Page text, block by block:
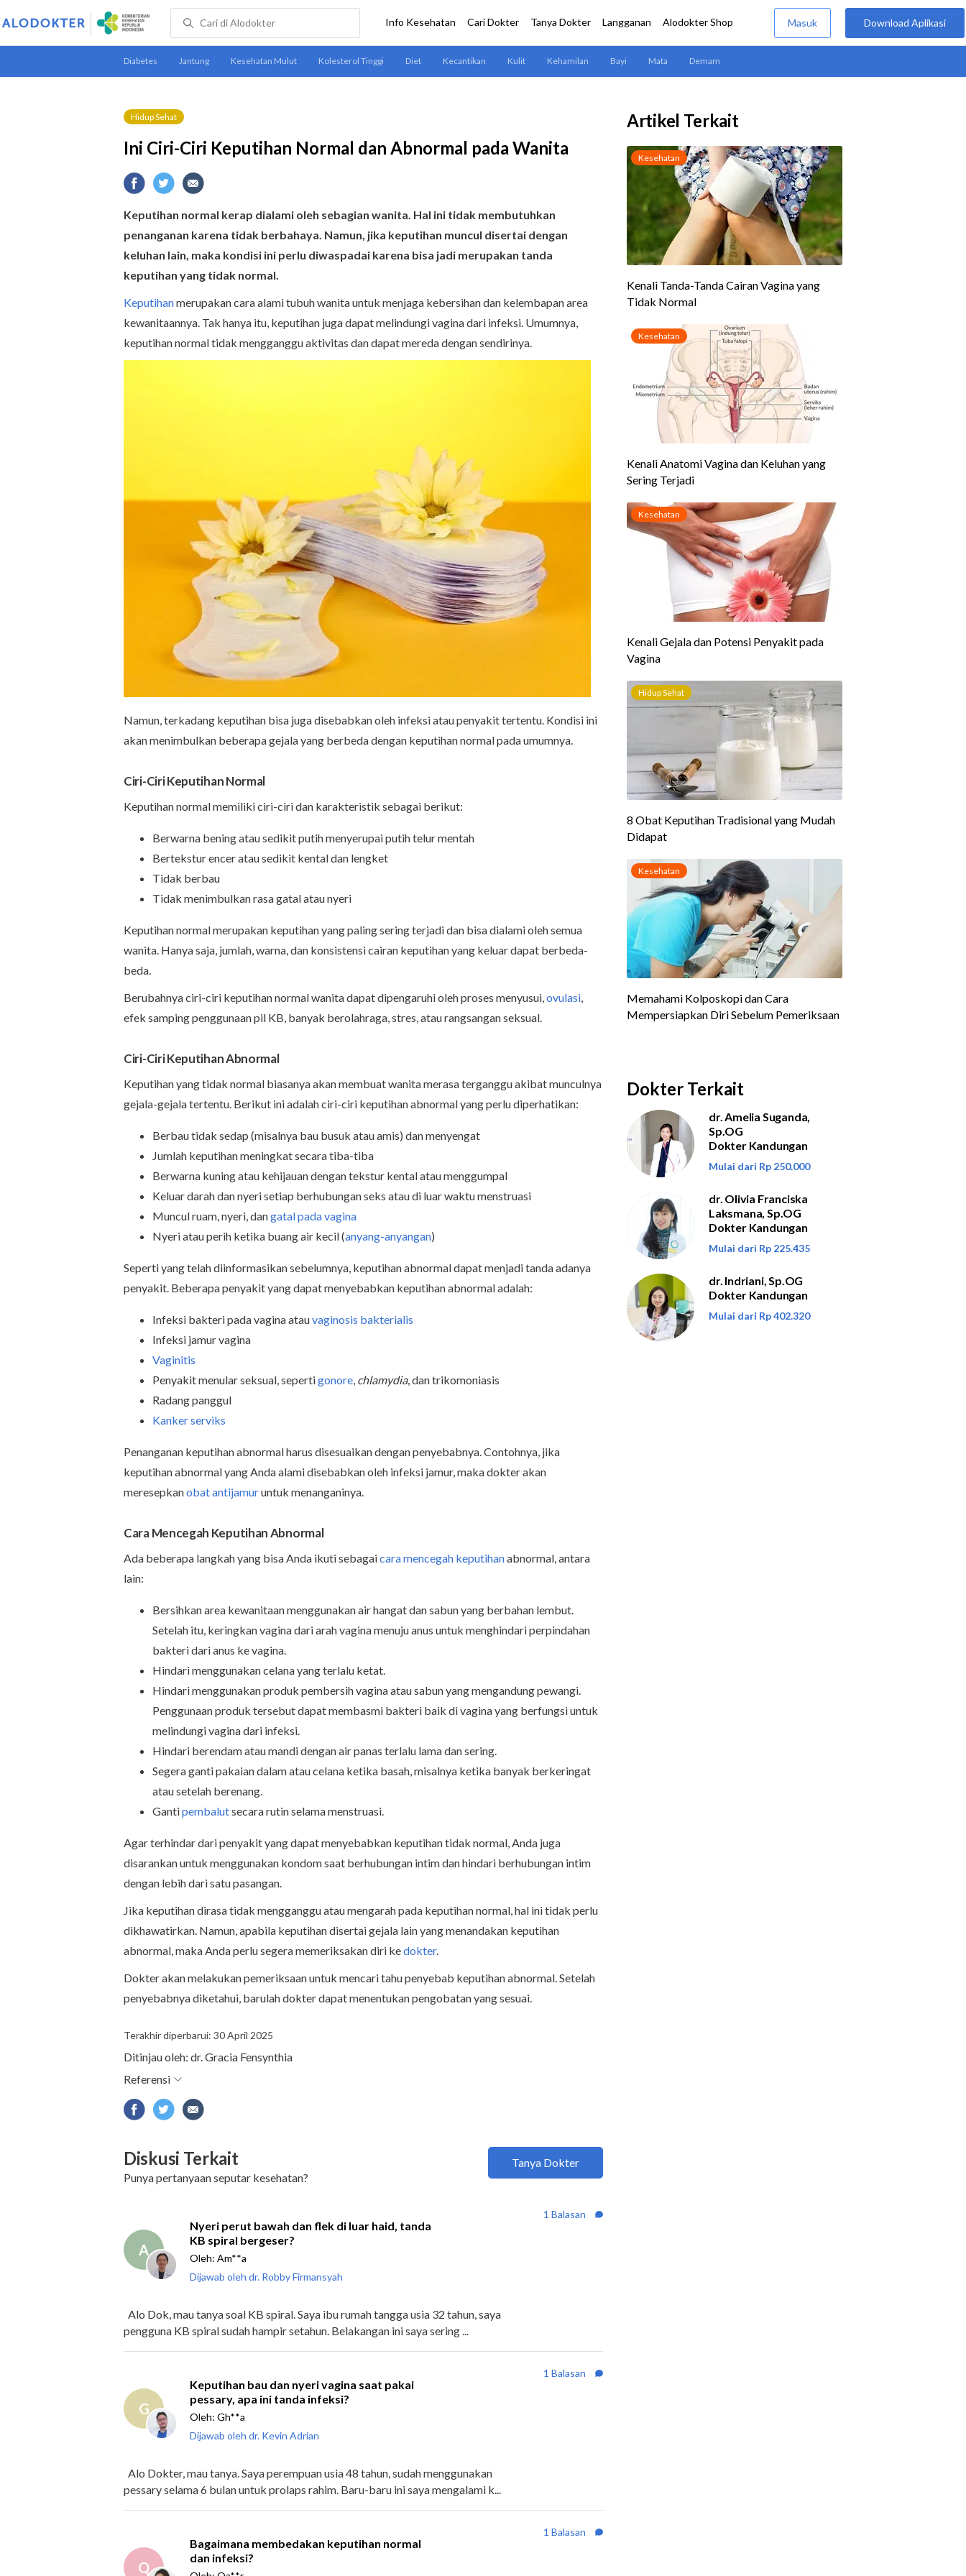
Hidup Sehat
Ini Ciri-Ciri Keputihan Normal dan Abnormal pada Wanita
Keputihan normal kerap dialami oleh sebagian wanita. Hal ini tidak membutuhkan
penanganan karena tidak berbahaya. Namun, jika keputihan muncul disertai dengan
keluhan lain, maka kondisi ini perlu diwaspadai karena bisa jadi merupakan tanda
keputihan yang tidak normal.
Keputihanmerupakan cara alami tubuh wanita untuk menjaga kebersihan dan kelembapan area
kewanitaannya. Tak hanya itu, keputihan juga dapat melindungi vagina dari infeksi. Umumnya,
keputihan normal tidak mengganggu aktivitas dan dapat mereda dengan sendirinya.
Namun, terkadang keputihan bisa juga disebabkan oleh infeksi atau penyakit tertentu. Kondisi ini
akan menimbulkan beberapa gejala yang berbeda dengan keputihan normal pada umumnya.
Ciri-Ciri Keputihan Normal
Keputihan normal memiliki ciri-ciri dan karakteristik sebagai berikut:
Berwarna bening atau sedikit putih menyerupai putih telur mentah
Bertekstur encer atau sedikit kental dan lengket
Tidak berbau
Tidak menimbulkan rasa gatal atau nyeri
Keputihan normal merupakan keputihan yang paling sering terjadi dan bisa dialami oleh semua
wanita. Hanya saja, jumlah, warna, dan konsistensi cairan keputihan yang keluar dapat berbeda-
beda.
Berubahnya ciri-ciri keputihan normal wanita dapat dipengaruhi oleh proses menyusui,ovulasi,
efek samping penggunaan pil KB, banyak berolahraga, stres, atau rangsangan seksual.
Ciri-Ciri Keputihan Abnormal
Keputihan yang tidak normal biasanya akan membuat wanita merasa terganggu akibat munculnya
gejala-gejala tertentu. Berikut ini adalah ciri-ciri keputihan abnormal yang perlu diperhatikan:
Berbau tidak sedap (misalnya bau busuk atau amis) dan menyengat
Jumlah keputihan meningkat secara tiba-tiba
Berwarna kuning atau kehijauan dengan tekstur kental atau menggumpal
Keluar darah dan nyeri setiap berhubungan seks atau di luar waktu menstruasi
Muncul ruam, nyeri, dangatal pada vagina
Nyeri atau perih ketika buang air kecil (anyang-anyangan)
Seperti yang telah diinformasikan sebelumnya, keputihan abnormal dapat menjadi tanda adanya
penyakit. Beberapa penyakit yang dapat menyebabkan keputihan abnormal adalah:
Infeksi bakteri pada vagina atauvaginosis bakterialis
Infeksi jamur vagina
Vaginitis
Penyakit menular seksual, sepertigonore, chlamydia, dan trikomoniasis
Radang panggul
Kanker serviks
Penanganan keputihan abnormal harus disesuaikan dengan penyebabnya. Contohnya, jika
keputihan abnormal yang Anda alami disebabkan oleh infeksi jamur, maka dokter akan
meresepkanobat antijamuruntuk menanganinya.
Cara Mencegah Keputihan Abnormal
Ada beberapa langkah yang bisa Anda ikuti sebagaicara mencegah keputihanabnormal, antara
lain:
Bersihkan area kewanitaan menggunakan air hangat dan sabun yang berbahan lembut.
Setelah itu, keringkan vagina dari arah vagina menuju anus untuk menghindari perpindahan
bakteri dari anus ke vagina.
Hindari menggunakan celana yang terlalu ketat.
Hindari menggunakan produk pembersih vagina atau sabun yang mengandung pewangi.
Penggunaan produk tersebut dapat membasmi bakteri baik di vagina yang berfungsi untuk
melindungi vagina dari infeksi.
Hindari berendam atau mandi dengan air panas terlalu lama dan sering.
Segera ganti pakaian dalam atau celana ketika basah, misalnya ketika banyak berkeringat
atau setelah berenang.
Gantipembalutsecara rutin selama menstruasi.
Agar terhindar dari penyakit yang dapat menyebabkan keputihan tidak normal, Anda juga
disarankan untuk menggunakan kondom saat berhubungan intim dan hindari berhubungan intim
dengan lebih dari satu pasangan.
Jika keputihan dirasa tidak mengganggu atau mengarah pada keputihan normal, hal ini tidak perlu
dikhawatirkan. Namun, apabila keputihan disertai gejala lain yang menandakan keputihan
abnormal, maka Anda perlu segera memeriksakan diri kedokter.
Dokter akan melakukan pemeriksaan untuk mencari tahu penyebab keputihan abnormal. Setelah
penyebabnya diketahui, barulah dokter dapat menentukan pengobatan yang sesuai.
Terakhir diperbarui: 30 April 2025
Artikel Terkait
Dokter Terkait